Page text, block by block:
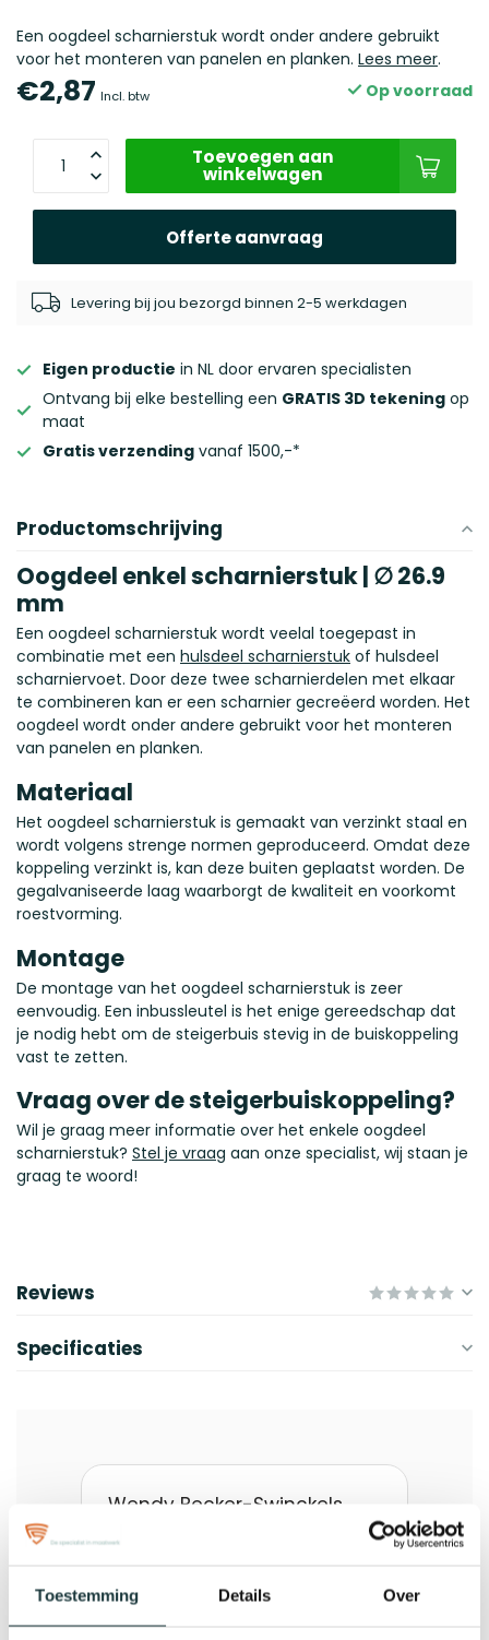
Toestemming Details Over
Een oogdeel scharnierstuk wordt onder andere gebruikt
voor het monteren van panelen en planken. Lees meer.
€2,87 Incl. btw Op voorraad
Toevoegen aan
winkelwagen
Offerte aanvraag
Levering bij jou bezorgd binnen 2-5 werkdagen
Eigen productie in NL door ervaren specialisten
Ontvang bij elke bestelling een GRATIS 3D tekening op
maat
Gratis verzending vanaf 1500,-*
Productomschrijving
Oogdeel enkel scharnierstuk | ∅ 26.9
mm
Een oogdeel scharnierstuk wordt veelal toegepast in
combinatie met een hulsdeel scharnierstuk of hulsdeel
scharniervoet. Door deze twee scharnierdelen met elkaar
te combineren kan er een scharnier gecreëerd worden. Het
oogdeel wordt onder andere gebruikt voor het monteren
van panelen en planken.
Materiaal
Het oogdeel scharnierstuk is gemaakt van verzinkt staal en
wordt volgens strenge normen geproduceerd. Omdat deze
koppeling verzinkt is, kan deze buiten geplaatst worden. De
gegalvaniseerde laag waarborgt de kwaliteit en voorkomt
roestvorming.
Montage
De montage van het oogdeel scharnierstuk is zeer
eenvoudig. Een inbussleutel is het enige gereedschap dat
je nodig hebt om de steigerbuis stevig in de buiskoppeling
vast te zetten.
Vraag over de steigerbuiskoppeling?
Wil je graag meer informatie over het enkele oogdeel
scharnierstuk? Stel je vraag aan onze specialist, wij staan je
graag te woord!
Reviews
Specificaties